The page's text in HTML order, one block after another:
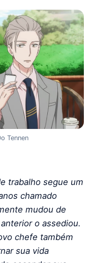
Tennen
trabalho segue um
chamado
mudou de
o assediou.
chefe também
sua vida